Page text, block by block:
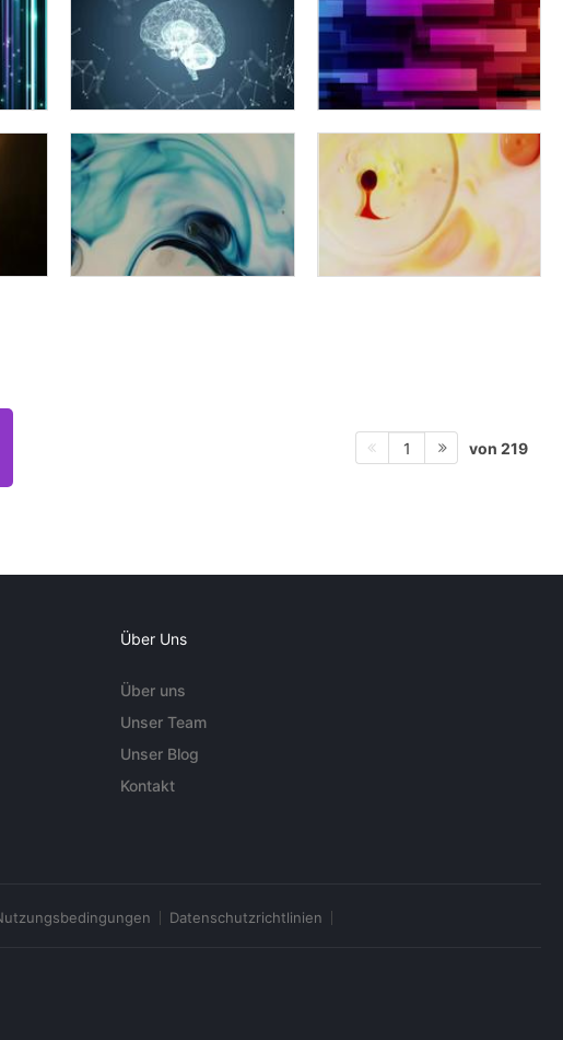
1 von 219
Über Uns
Über uns
Unser Team
Unser Blog
Kontakt
Datenschutzrichtlinien